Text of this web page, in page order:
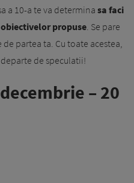
a 10-a te va determina sa faci
propuse. Se pare
partea ta. Cu toate acestea,
de speculatii!
– 20